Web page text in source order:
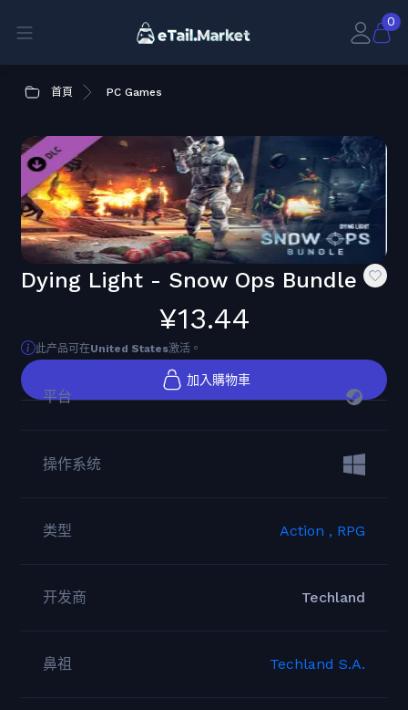
0
首頁 PC Games
Dying Light - Snow Ops Bundle
¥13.44
此产品可在United States激活。
加入購物車
平台
操作系统
类型 Action , RPG
开发商 Techland
鼻祖 Techland S.A.